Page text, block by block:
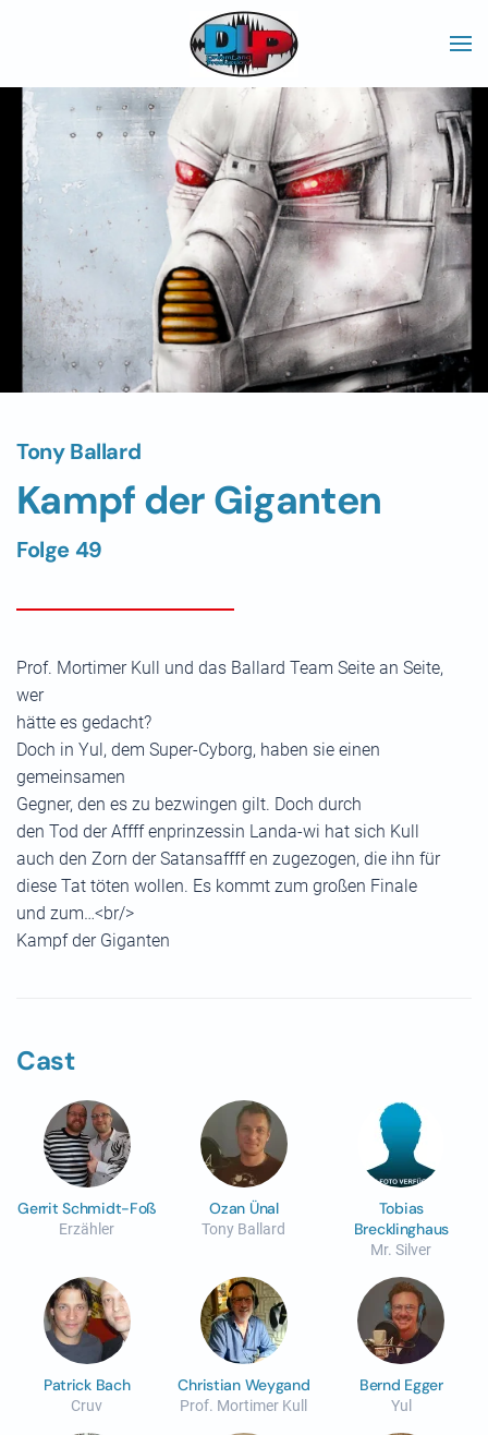
Skip to main content
Tony Ballard
Kampf der Giganten
Folge 49
Prof. Mortimer Kull und das Ballard Team Seite an Seite,
wer
hätte es gedacht?
Doch in Yul, dem Super-Cyborg, haben sie einen
gemeinsamen
Gegner, den es zu bezwingen gilt. Doch durch
den Tod der Affff enprinzessin Landa-wi hat sich Kull
auch den Zorn der Satansaffff en zugezogen, die ihn für
diese Tat töten wollen. Es kommt zum großen Finale
und zum…<br/>
Kampf der Giganten
Cast
Gerrit Schmidt-Foß
Erzähler
Ozan Ünal
Tony Ballard
Tobias
Brecklinghaus
Mr. Silver
Patrick Bach
Cruv
Christian Weygand
Prof. Mortimer Kull
Bernd Egger
Yul